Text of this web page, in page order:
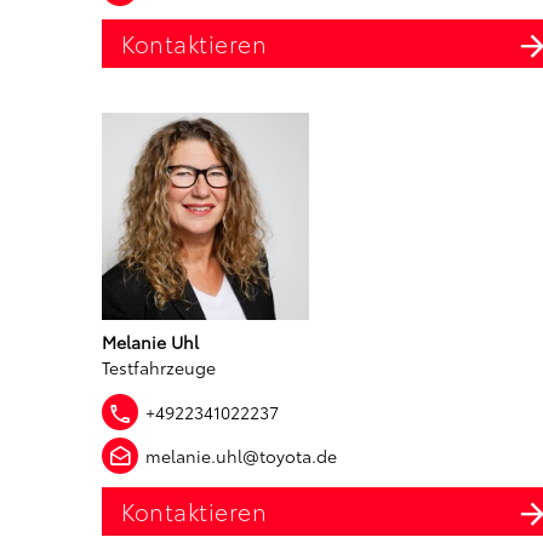
Kontaktieren
Melanie Uhl
Testfahrzeuge
+4922341022237
melanie.uhl@toyota.de
Kontaktieren